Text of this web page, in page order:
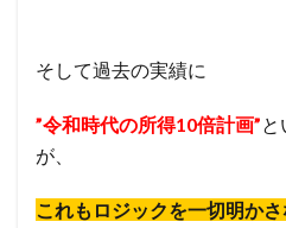
そして過去の実績に
”令和時代の所得10倍計画”と
が、
これもロジックを一切明か